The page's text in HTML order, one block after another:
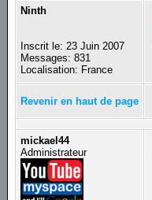
Ninth
Inscrit le: 23 Juin 2007
Messages: 831
Localisation: France
Revenir en haut de page
mickael44
Administrateur